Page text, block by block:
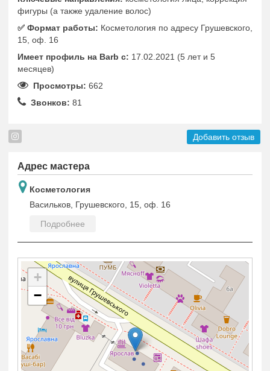
фигуры (а также удаление волос)
✅️ Формат работы: Косметология по адресу Грушевского,
15, оф. 16
Имеет профиль на Barb c: 17.02.2021 (5 лет и 5
месяцев)
Просмотры: 662
Звонков: 81
Добавить отзыв
Адрес мастера
Косметология
Васильков, Грушевского, 15, оф. 16
Подробнее
+
−